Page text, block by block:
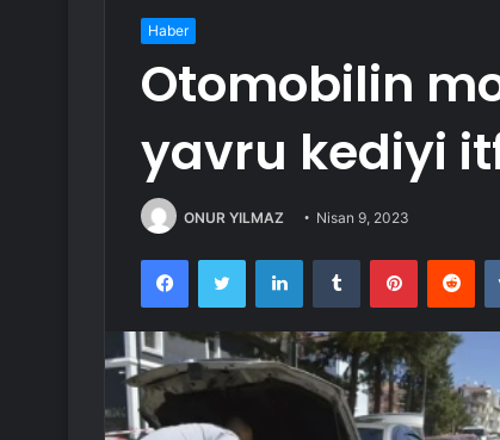
Haber
Otomobilin
yavru kediyi
ONUR YILMAZ Nisan 9, 2023
FacebookTwitter LinkedInTumblr Pinterest